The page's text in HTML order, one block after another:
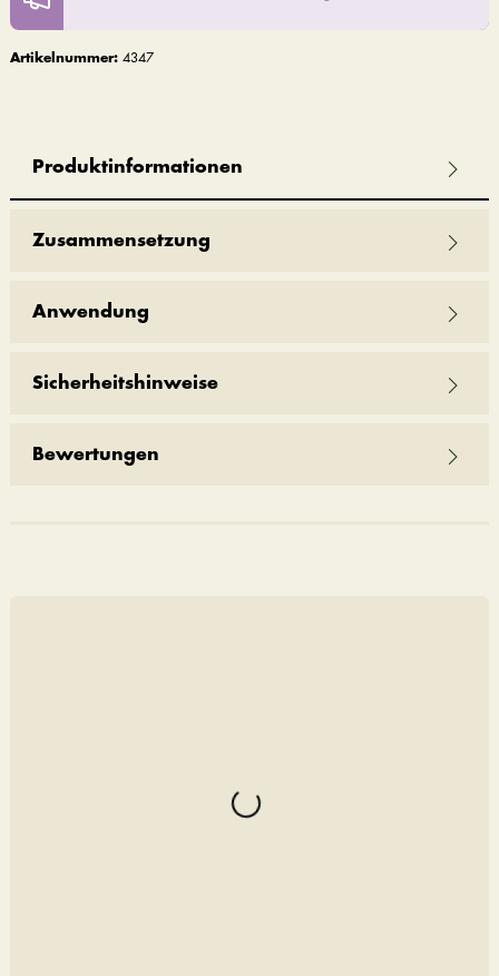
Artikelnummer: 4347
Produktinformationen
Zusammensetzung
Anwendung
Sicherheitshinweise
Bewertungen